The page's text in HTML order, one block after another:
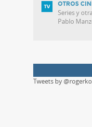
OTROS
Series y
Pablo
Tweets by